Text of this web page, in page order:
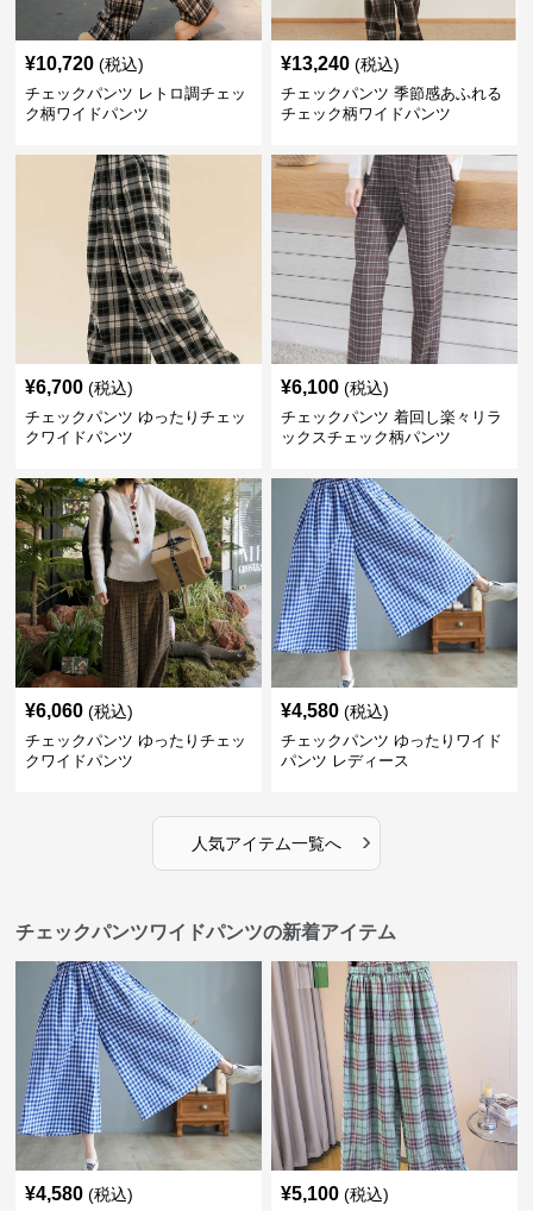
¥10,720 (税込)
チェックパンツ レトロ調チェッ
ク柄ワイドパンツ
¥13,240 (税込)
チェックパンツ 季節感あふれる
チェック柄ワイドパンツ
¥6,700 (税込)
チェックパンツ ゆったりチェッ
クワイドパンツ
¥6,100 (税込)
チェックパンツ 着回し楽々リラ
ックスチェック柄パンツ
¥6,060 (税込)
チェックパンツ ゆったりチェッ
クワイドパンツ
¥4,580 (税込)
チェックパンツ ゆったりワイド
パンツ レディース
人気アイテム一覧へ ›
チェックパンツワイドパンツの新着アイテム
¥4,580 (税込) ¥5,100 (税込)